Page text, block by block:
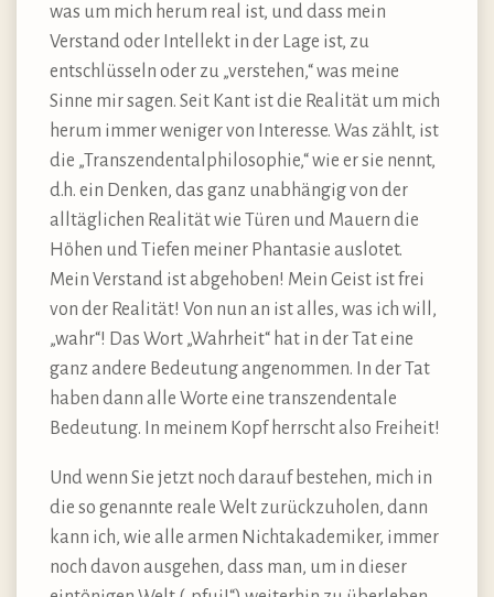
was um mich herum real ist, und dass mein
Verstand oder Intellekt in der Lage ist, zu
entschlüsseln oder zu „verstehen,“ was meine
Sinne mir sagen. Seit Kant ist die Realität um mich
herum immer weniger von Interesse. Was zählt, ist
die „Transzendentalphilosophie,“ wie er sie nennt,
d.h. ein Denken, das ganz unabhängig von der
alltäglichen Realität wie Türen und Mauern die
Höhen und Tiefen meiner Phantasie auslotet.
Mein Verstand ist abgehoben! Mein Geist ist frei
von der Realität! Von nun an ist alles, was ich will,
„wahr“! Das Wort „Wahrheit“ hat in der Tat eine
ganz andere Bedeutung angenommen. In der Tat
haben dann alle Worte eine transzendentale
Bedeutung. In meinem Kopf herrscht also Freiheit!
Und wenn Sie jetzt noch darauf bestehen, mich in
die so genannte reale Welt zurückzuholen, dann
kann ich, wie alle armen Nichtakademiker, immer
noch davon ausgehen, dass man, um in dieser